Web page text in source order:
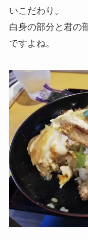
いこだわり。
白身の部分と君の
ですよね。